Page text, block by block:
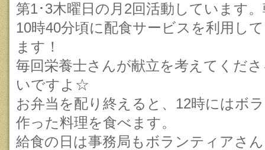
第1･3木曜日の月2回活動しています
10時40分頃に配食サービスを利用し
ます！
毎回栄養士さんが献立を考えてくだ
いですよ☆
お弁当を配り終えると、12時にはボ
作った料理を食べます。
給食の日は事務局もボランティアさ